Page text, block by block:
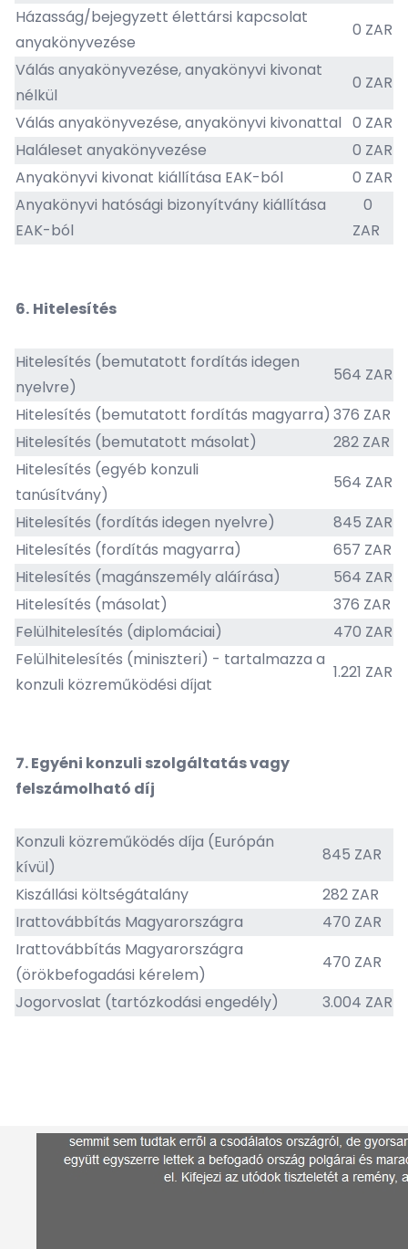
Házasság/bejegyzett élettársi kapcsolat
anyakönyvezése
0 ZAR
Válás anyakönyvezése, anyakönyvi kivonat
nélkül
0 ZAR
Válás anyakönyvezése, anyakönyvi kivonattal 0 ZAR
Haláleset anyakönyvezése
0 ZAR
Anyakönyvi kivonat kiállítása EAK-ból
0 ZAR
Anyakönyvi hatósági bizonyítvány kiállítása
EAK-ból
0
ZAR
6. Hitelesítés
Hitelesítés (bemutatott fordítás idegen
nyelvre)
564 ZAR
Hitelesítés (bemutatott fordítás magyarra) 376 ZAR
Hitelesítés (bemutatott másolat)
282 ZAR
Hitelesítés (egyéb konzuli
tanúsítvány)
564 ZAR
Hitelesítés (fordítás idegen nyelvre)
845 ZAR
Hitelesítés (fordítás magyarra)
657 ZAR
Hitelesítés (magánszemély aláírása)
564 ZAR
Hitelesítés (másolat)
376 ZAR
Felülhitelesítés (diplomáciai)
470 ZAR
Felülhitelesítés (miniszteri) - tartalmazza a
konzuli közreműködési díjat
1.221 ZAR
7.Egyéni konzuli szolgáltatás vagy
felszámolható díj
Konzuli közreműködés díja (Európán
kívül)
845 ZAR
Kiszállási költségátalány
282 ZAR
Irattovábbítás Magyarországra
470 ZAR
Irattovábbítás Magyarországra
(örökbefogadási kérelem)
470 ZAR
Jogorvoslat (tartózkodási engedély)
3.004 ZAR